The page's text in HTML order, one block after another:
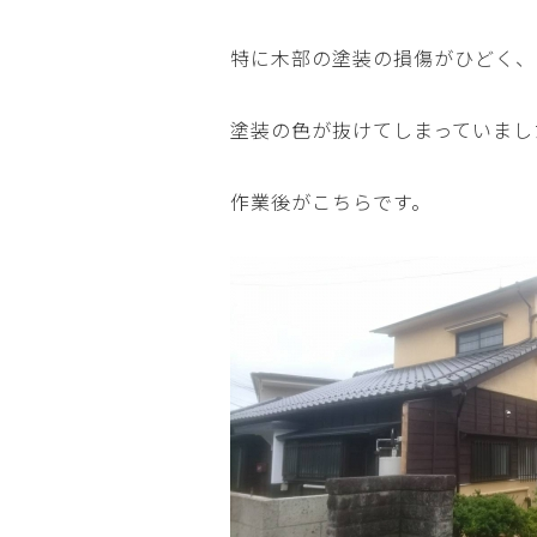
特に木部の塗装の損傷がひどく、
塗装の色が抜けてしまっていま
作業後がこちらです。